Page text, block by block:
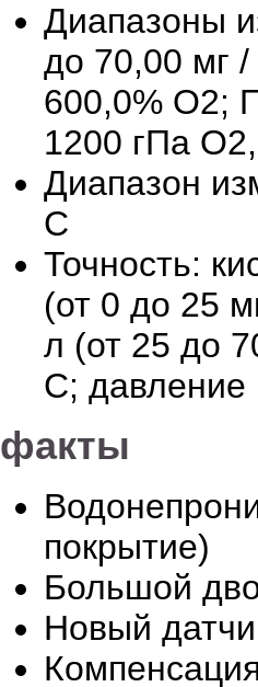
Диапазоны
до 70,00 мг
600,0% O2;
1200 гПа
Диапазон
C
Точность:
(от 0 до 25
л (от 25 до
С; давление
факты
покрытие)
Большой
Новый